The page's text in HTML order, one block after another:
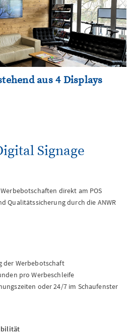
aus 4 Displays
Signage
direkt am POS
Qualitätssicherung durch die ANWR
der Werbebotschaft
pro Werbeschleife
oder 24/7 im Schaufenster